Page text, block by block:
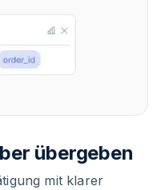
übergeben
mit klarer